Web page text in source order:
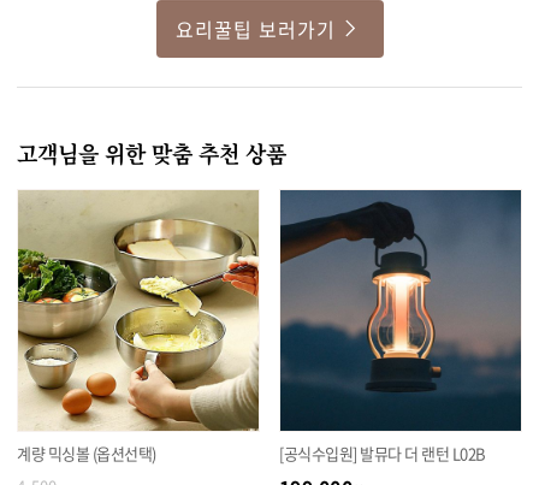
요리꿀팁 보러가기
고객님을 위한 맞춤 추천 상품
계량 믹싱볼 (옵션선택)
[공식수입원] 발뮤다 더 랜턴 L02B